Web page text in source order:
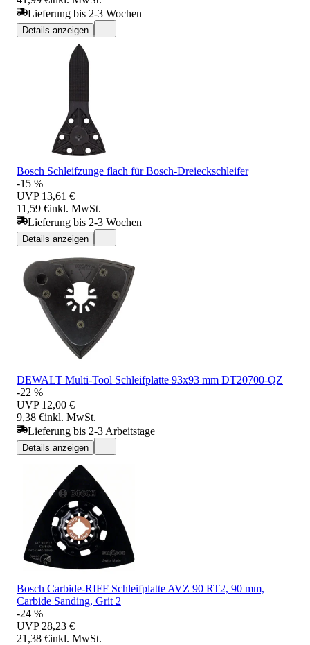
Lieferung bis 2-3 Wochen
Details anzeigen
Bosch Schleifzunge flach für Bosch-Dreieckschleifer
-15 %
UVP 13,61 €
11,59 €inkl. MwSt.
Lieferung bis 2-3 Wochen
Details anzeigen
DEWALT Multi-Tool Schleifplatte 93x93 mm DT20700-QZ
-22 %
UVP 12,00 €
9,38 €inkl. MwSt.
Lieferung bis 2-3 Arbeitstage
Details anzeigen
Bosch Carbide-RIFF Schleifplatte AVZ 90 RT2, 90 mm,
Carbide Sanding, Grit 2
-24 %
UVP 28,23 €
21,38 €inkl. MwSt.